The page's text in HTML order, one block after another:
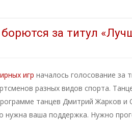
за титул
игр началось голосование за
разных видов спорта.
танцев Дмитрий Жарков
нужна ваша поддержка. Нужно